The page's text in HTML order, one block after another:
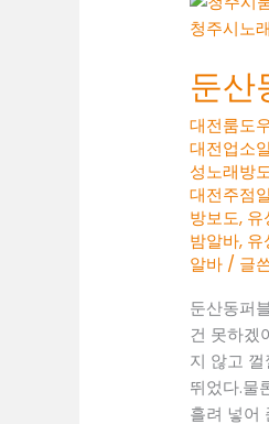
둔산
대전룸도
대전업소
성노래방
대전주점
방보도, 유
밤알바, 유
알바 / 글
둔산동퍼
건 못하겠
지 않고
뛰었다.물
흘려 넣어